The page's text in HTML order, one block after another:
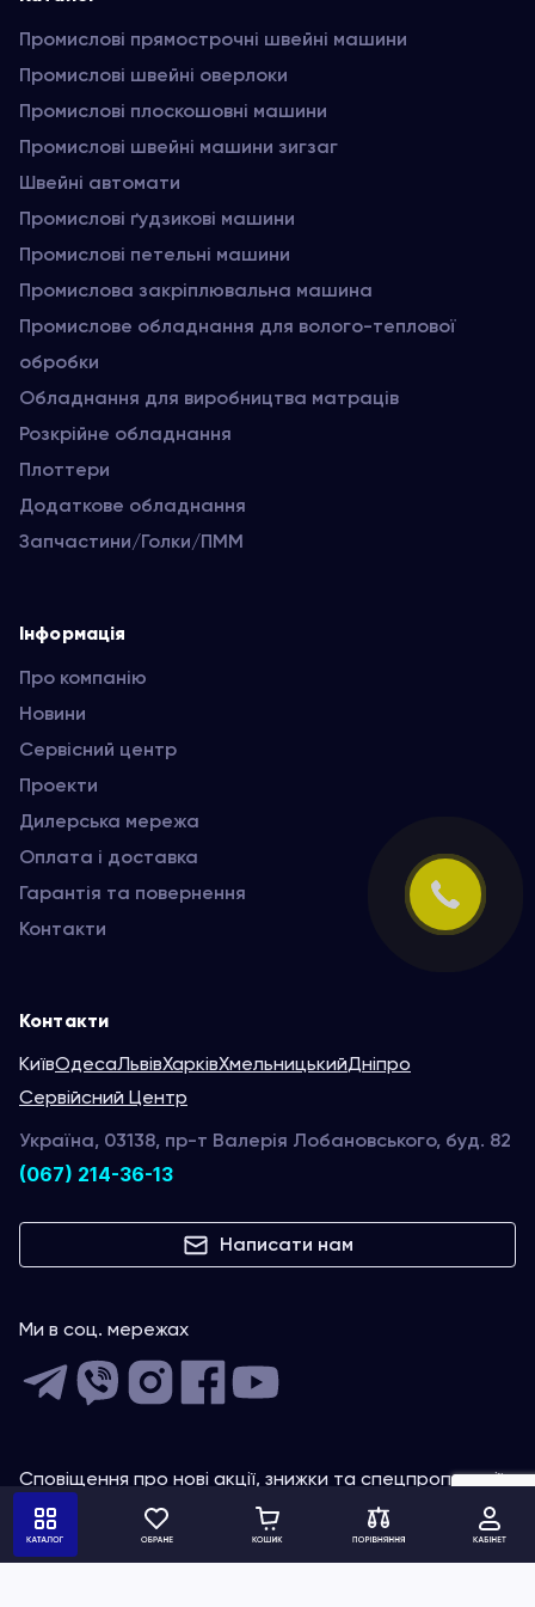
Промислові прямострочні швейні машини
Промислові швейні оверлоки
Промислові плоскошовні машини
Промислові швейні машини зигзаг
Швейні автомати
Промислові ґудзикові машини
Промислові петельні машини
Промислова закріплювальна машина
Промислове обладнання для волого-теплової
обробки
Обладнання для виробництва матраців
Розкрійне обладнання
Плоттери
Додаткове обладнання
Запчастини/Голки/ПММ
Інформація
Про компанію
Новини
Сервісний центр
Проекти
Дилерська мережа
Оплата і доставка
Гарантія та повернення
Контакти
Контакти
КиївОдесаЛьвівХарківХмельницькийДніпро
Сервійсний Центр
Україна, 03138, пр-т Валерія Лобановського, буд. 82
(067) 214-36-13
Написати нам
Ми в соц. мережах
Сповіщення про нові акції, знижки та спецпропозиції